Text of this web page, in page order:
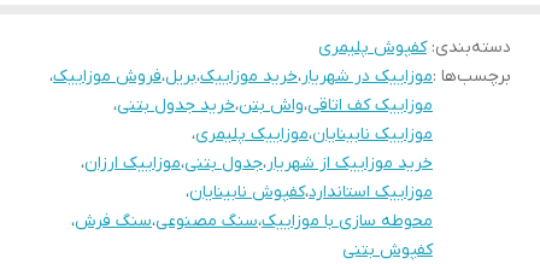
استفاده از پیگمنت های رنگی با کیفیت های عالی درجه یک خارجی به این
نوع کفپوش موجب ماندگاری رنگ و دوام در برابر اشعه های آفتاب می‌
دسته‌بندی:کفپوش پلیمری
برچسب‌ها :موزاییک در شهریار،خرید موزاییک،بریل،فروش موزاییک،
موزاییک کف اتاقی،واش بتن،خرید جدول بتنی،
موزاییک نابینایان،موزاییک پلیمری،
خرید موزاییک از شهریار،جدول بتنی،موزاییک ارزان،
موزاییک استاندارد،کفپوش نابینایان،
محوطه سازی با موزاییک،سنگ مصنوعی،سنگ فرش،
کفپوش بتنی